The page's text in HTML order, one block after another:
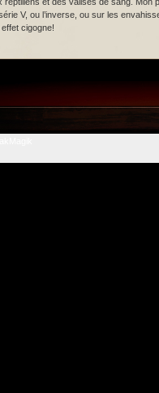
V, ou l’inverse, ou sur les
cigogne!